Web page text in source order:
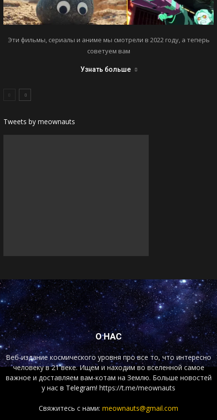
Эти фильмы, сериалы и аниме мы смотрели в 2022 году, а теперь
советуем вам
Узнать больше
Tweets by meownauts
О НАС
Веб-издание космического уровня про все то, что интересно
человеку в 21 веке. Ищем и находим во вселенной самое
важное и доставляем вам-котам на Землю. Больше новостей
у нас в Telegram! https://t.me/meownauts
Свяжитесь с нами: meownauts@gmail.com